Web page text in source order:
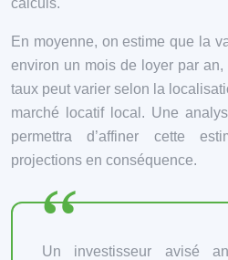
En moyenne, on estime que la
environ un mois de loyer par
taux peut varier selon la
marché locatif local. Une
permettra d’affiner cette
projections en conséquence.
Un investisseur avisé